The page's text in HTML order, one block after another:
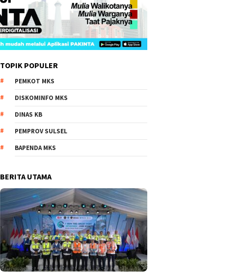
TOPIK POPULER
PEMKOT MKS
DISKOMINFO MKS
DINAS KB
PEMPROV SULSEL
BAPENDA MKS
BERITA UTAMA